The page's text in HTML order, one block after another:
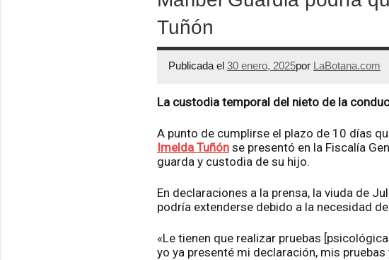
Tuñón
Publicada el 30 enero, 2025por LaBotana.com
La custodia temporal del nieto de la
A punto de cumplirse el plazo de 10 días
Imelda Tuñón se presentó en la Fiscalía
guarda y custodia de su hijo.
En declaraciones a la prensa, la viuda de
podría extenderse debido a la necesidad
«Le tienen que realizar pruebas
yo ya presenté mi declaración, mis